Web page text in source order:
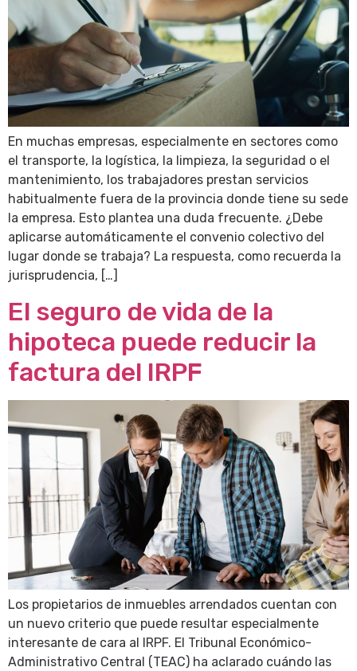
En muchas empresas, especialmente en sectores como
el transporte, la logística, la limpieza, la seguridad o el
mantenimiento, los trabajadores prestan servicios
habitualmente fuera de la provincia donde tiene su sede
la empresa. Esto plantea una duda frecuente. ¿Debe
aplicarse automáticamente el convenio colectivo del
lugar donde se trabaja? La respuesta, como recuerda la
jurisprudencia, […]
El seguro de vida de la
hipoteca puede reducir la
factura del IRPF
Los propietarios de inmuebles arrendados cuentan con
un nuevo criterio que puede resultar especialmente
interesante de cara al IRPF. El Tribunal Económico-
Administrativo Central (TEAC) ha aclarado cuándo las